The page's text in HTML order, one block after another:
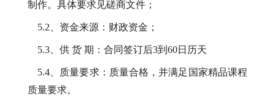
制作。具体要求见磋商文件；
5.2、资金来源：财政资金；
5.3、供 货 期：合同签订后3到60日历天
5.4、质量要求：质量合格，并满足国家精品课程
质量要求。